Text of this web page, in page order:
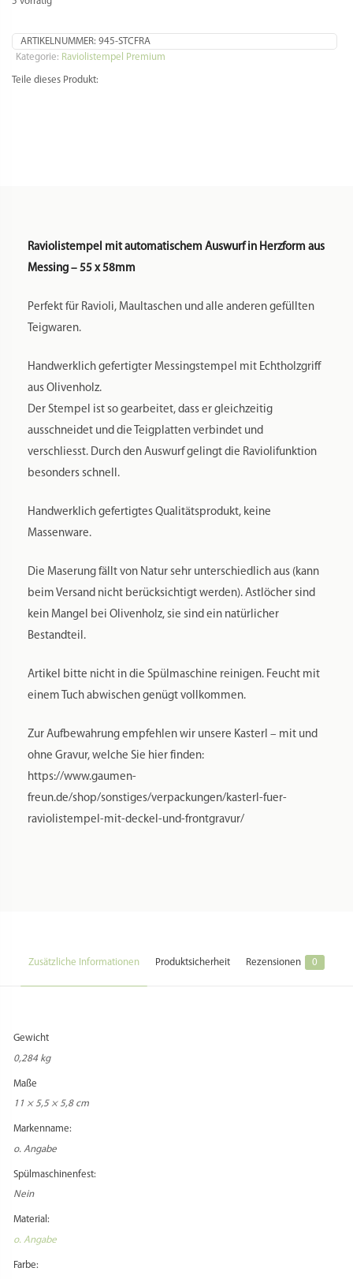
55
Menge
ARTIKELNUMMER: 945-STCFRA
Kategorie: Raviolistempel Premium
Teile dieses Produkt:
Raviolistempel mit automatischem Auswurf in Herzform aus
Messing – 55 x 58mm
Perfekt für Ravioli, Maultaschen und alle anderen gefüllten
Teigwaren.
Handwerklich gefertigter Messingstempel mit Echtholzgriff
aus Olivenholz.
Der Stempel ist so gearbeitet, dass er gleichzeitig
ausschneidet und die Teigplatten verbindet und
verschliesst. Durch den Auswurf gelingt die Raviolifunktion
besonders schnell.
Handwerklich gefertigtes Qualitätsprodukt, keine
Massenware.
Die Maserung fällt von Natur sehr unterschiedlich aus (kann
beim Versand nicht berücksichtigt werden). Astlöcher sind
kein Mangel bei Olivenholz, sie sind ein natürlicher
Bestandteil.
Artikel bitte nicht in die Spülmaschine reinigen. Feucht mit
einem Tuch abwischen genügt vollkommen.
Zur Aufbewahrung empfehlen wir unsere Kasterl – mit und
ohne Gravur, welche Sie hier finden:
https://www.gaumen-
freun.de/shop/sonstiges/verpackungen/kasterl-fuer-
raviolistempel-mit-deckel-und-frontgravur/
Zusätzliche Informationen Produktsicherheit Rezensionen 0
Gewicht
0,284 kg
Maße
11 × 5,5 × 5,8 cm
Markenname:
o. Angabe
Spülmaschinenfest:
Nein
Material:
o. Angabe
Farbe: